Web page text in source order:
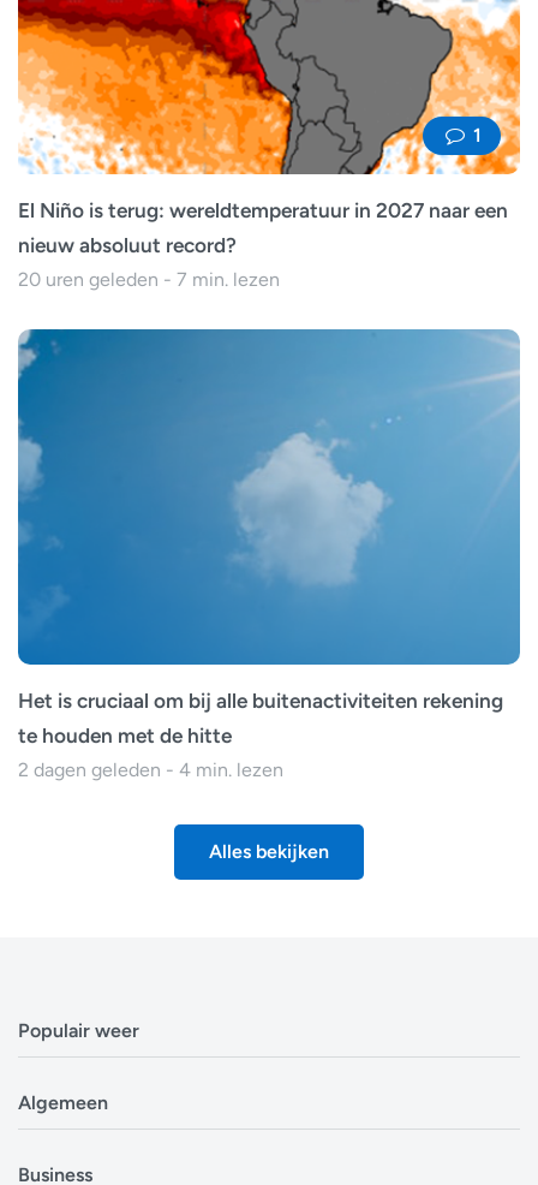
1
El Niño is terug: wereldtemperatuur in 2027 naar een
nieuw absoluut record?
20 uren geleden - 7 min. lezen
Het is cruciaal om bij alle buitenactiviteiten rekening
te houden met de hitte
2 dagen geleden - 4 min. lezen
Alles bekijken
Populair weer
Weerbericht Brussel
Algemeen
Business